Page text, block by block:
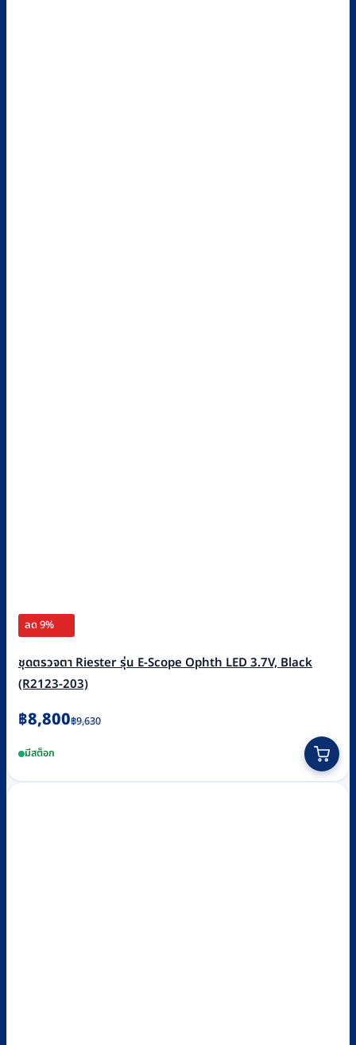
ลด 9%
ชุดตรวจตา Riester รุ่น E-Scope Ophth LED 3.7V, Black
(R2123-203)
฿9,630
Original
was:
฿9,630.
฿8,800
Current
is:
฿8,800.
มีสต็อก